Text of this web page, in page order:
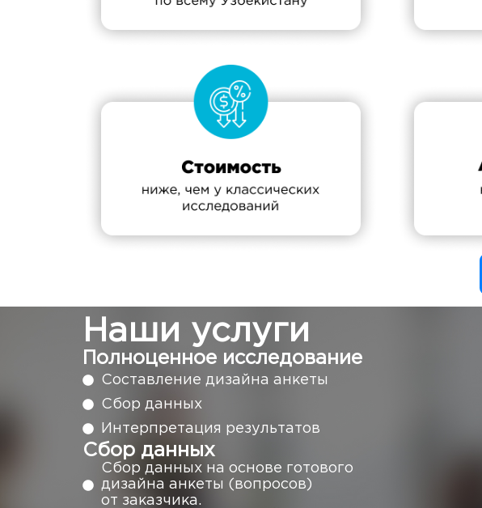
Наши услуги
Полноценное исследование
Составление дизайна анкеты
Сбор данных
Интерпретация результатов
Сбор данных
Сбор данных на основе готового
дизайна анкеты (вопросов)
от заказчика.